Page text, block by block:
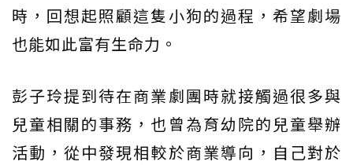
時，回想起照顧這隻小狗的過程，希望劇場
也能如此富有生命力。
彭子玲提到待在商業劇團時就接觸過很多與
兒童相關的事務，也曾為育幼院的兒童舉辦
活動，從中發現相較於商業導向，自己對於